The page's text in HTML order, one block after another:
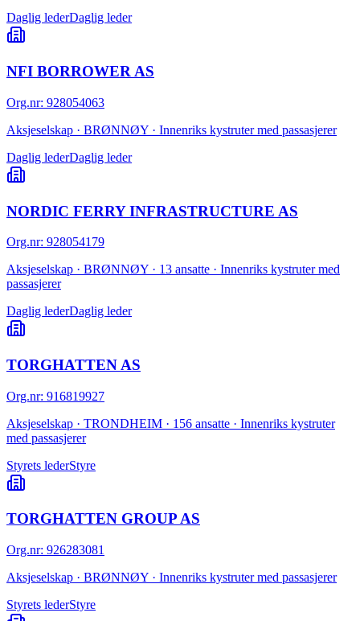
Daglig lederDaglig leder
NFI BORROWER AS
Org.nr: 928054063
Aksjeselskap · BRØNNØY · Innenriks kystruter med passasjerer
Daglig lederDaglig leder
NORDIC FERRY INFRASTRUCTURE AS
Org.nr: 928054179
Aksjeselskap · BRØNNØY · 13 ansatte · Innenriks kystruter med
passasjerer
Daglig lederDaglig leder
TORGHATTEN AS
Org.nr: 916819927
Aksjeselskap · TRONDHEIM · 156 ansatte · Innenriks kystruter
med passasjerer
Styrets lederStyre
TORGHATTEN GROUP AS
Org.nr: 926283081
Aksjeselskap · BRØNNØY · Innenriks kystruter med passasjerer
Styrets lederStyre